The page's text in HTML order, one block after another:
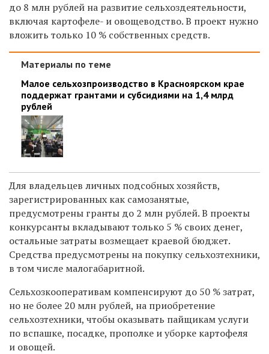
до 8 млн рублей на развитие сельхоздеятельности,
включая картофеле- и овощеводство. В проект нужно
вложить только 10 % собственных средств.
Материалы по теме
Малое сельхозпроизводство в Красноярском крае
поддержат грантами и субсидиями на 1,4 млрд
рублей
Для владельцев личных подсобных хозяйств,
зарегистрированных как самозанятые,
предусмотрены гранты до 2 млн рублей. В проекты
конкурсанты вкладывают только 5 % своих денег,
остальные затраты возмещает краевой бюджет.
Средства предусмотрены на покупку сельхозтехники,
в том числе малогабаритной.
Сельхозкооперативам компенсируют до 50 % затрат,
но не более 20 млн рублей, на приобретение
сельхозтехники, чтобы оказывать пайщикам услуги
по вспашке, посадке, прополке и уборке картофеля
и овощей.